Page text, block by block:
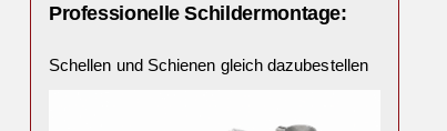
Professionelle Schildermontage:
Schellen und Schienen gleich dazubestellen